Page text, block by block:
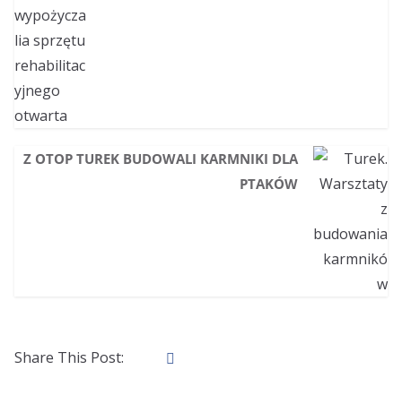
Z OTOP TUREK BUDOWALI KARMNIKI DLA
PTAKÓW
Share This Post: